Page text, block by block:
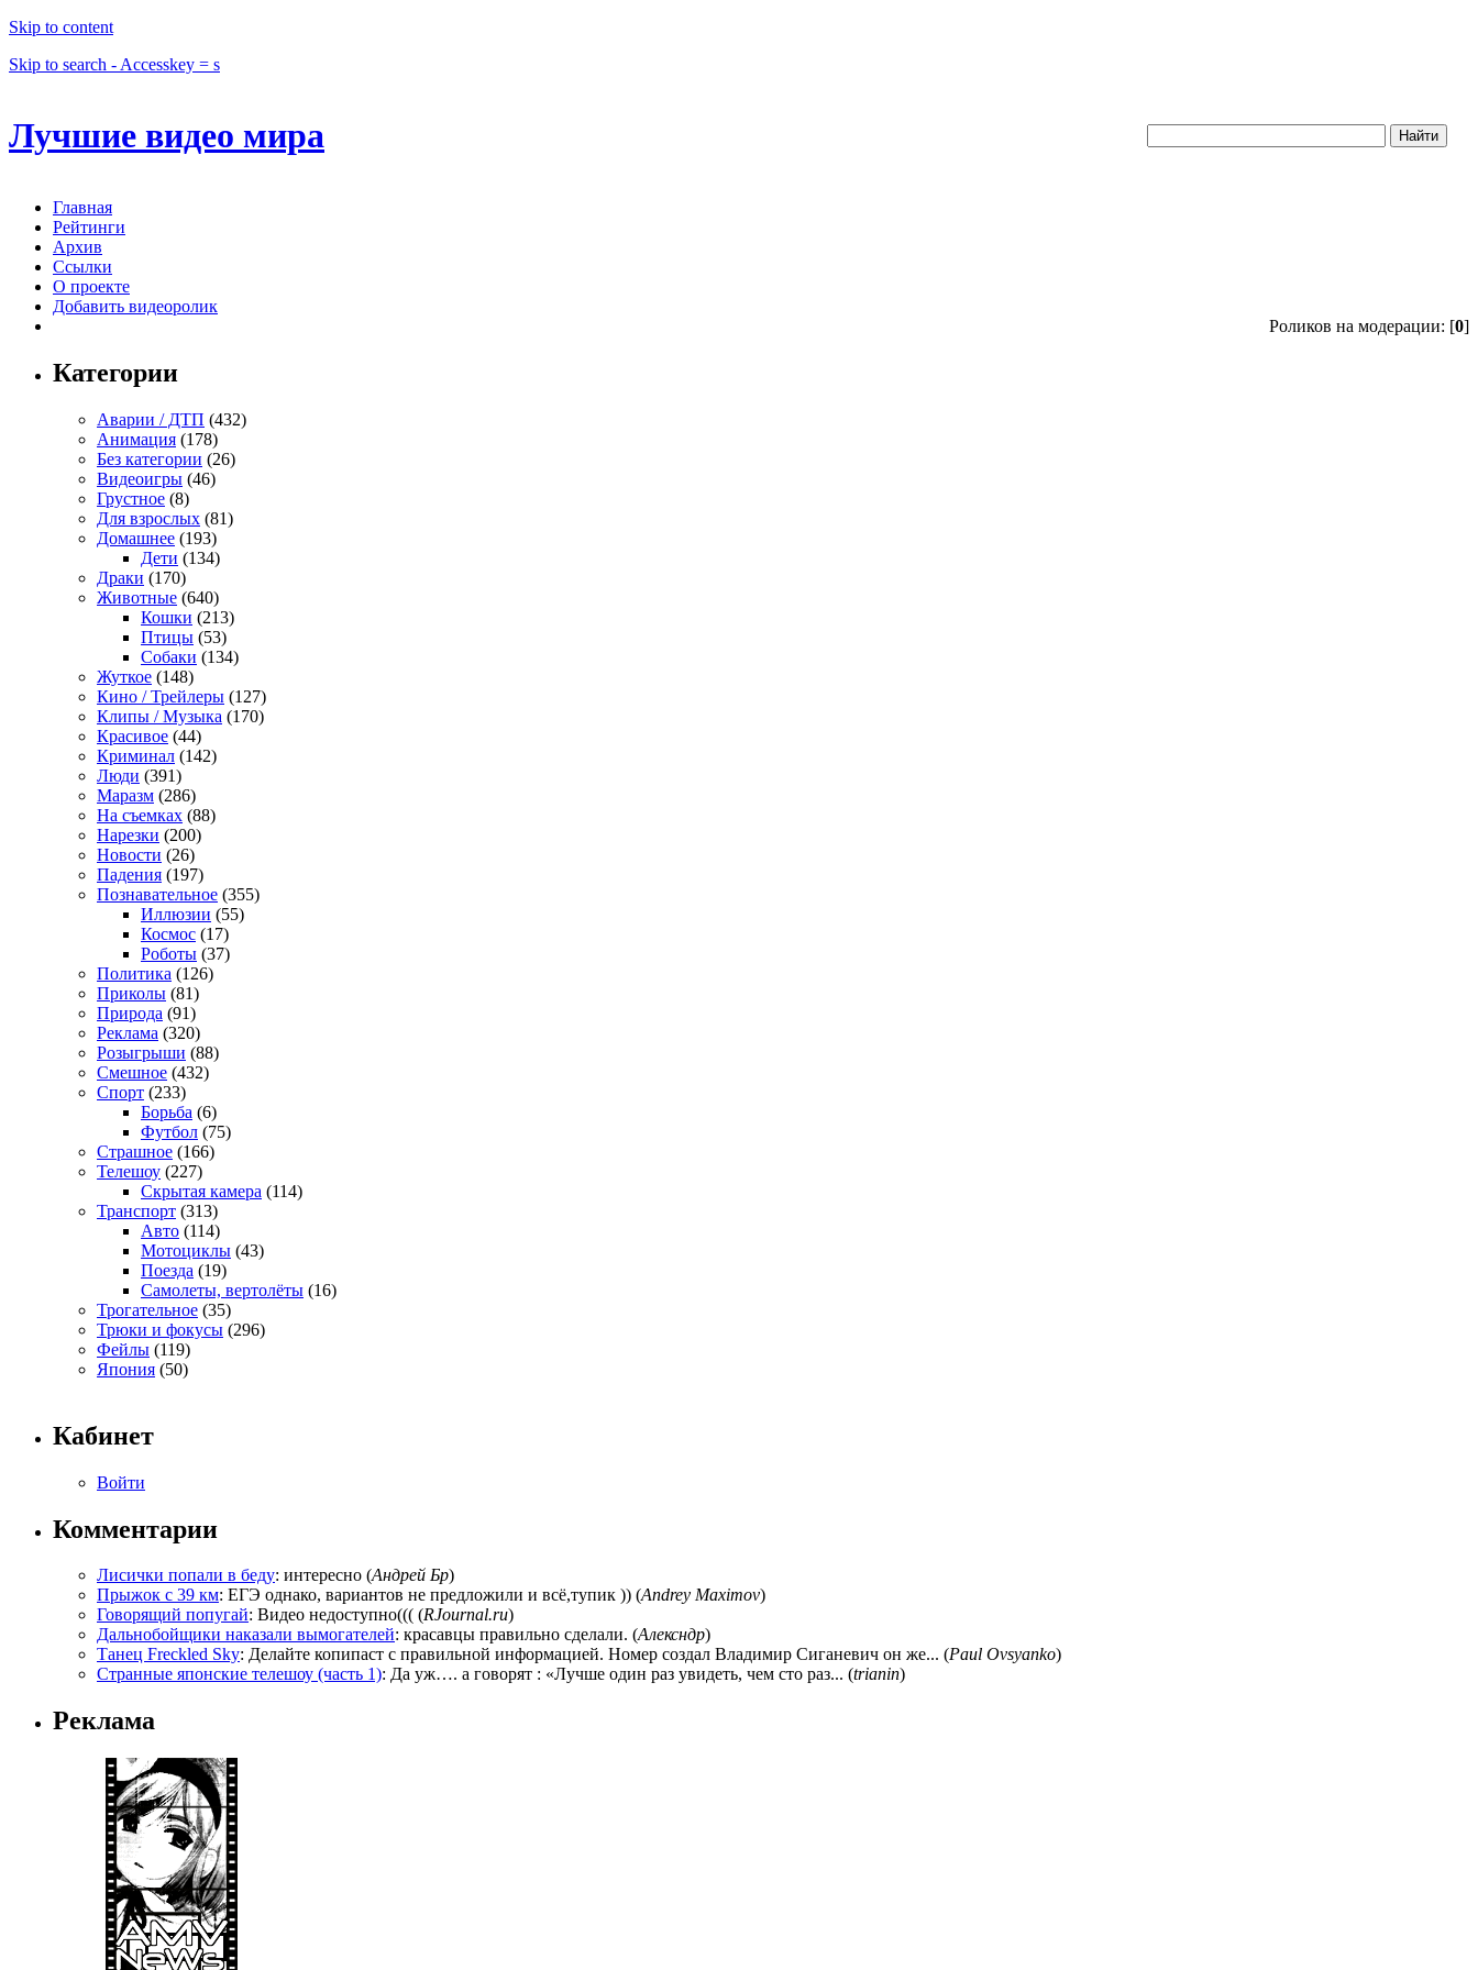
Skip to content
Skip to search - Accesskey = s
Лучшие видео мира
Главная
Рейтинги
Архив
Ссылки
О проекте
Добавить видеоролик
Роликов на модерации: [0]
Категории
Аварии / ДТП (432)
Анимация (178)
Без категории (26)
Видеоигры (46)
Грустное (8)
Для взрослых (81)
Домашнее (193)
Дети (134)
Драки (170)
Животные (640)
Кошки (213)
Птицы (53)
Собаки (134)
Жуткое (148)
Кино / Трейлеры (127)
Клипы / Музыка (170)
Красивое (44)
Криминал (142)
Люди (391)
Маразм (286)
На съемках (88)
Нарезки (200)
Новости (26)
Падения (197)
Познавательное (355)
Иллюзии (55)
Космос (17)
Роботы (37)
Политика (126)
Приколы (81)
Природа (91)
Реклама (320)
Розыгрыши (88)
Смешное (432)
Спорт (233)
Борьба (6)
Футбол (75)
Страшное (166)
Телешоу (227)
Скрытая камера (114)
Транспорт (313)
Авто (114)
Мотоциклы (43)
Поезда (19)
Самолеты, вертолёты (16)
Трогательное (35)
Трюки и фокусы (296)
Фейлы (119)
Япония (50)
Кабинет
Войти
Комментарии
Лисички попали в беду: интересно (Андрей Бр)
Прыжок с 39 км: ЕГЭ однако, вариантов не предложили и всё,тупик )) (Andrey Maximov)
Говорящий попугай: Видео недоступно((( (RJournal.ru)
Дальнобойщики наказали вымогателей: красавцы правильно сделали. (Алексндр)
Танец Freckled Sky: Делайте копипаст с правильной информацией. Номер создал Владимир Сиганевич он же... (Paul Ovsyanko)
Странные японские телешоу (часть 1): Да уж…. а говорят : «Лучше один раз увидеть, чем сто раз... (trianin)
Реклама